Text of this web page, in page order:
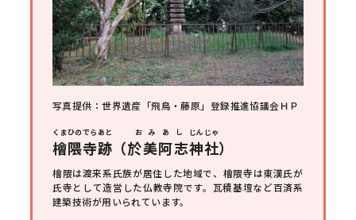
写真提供：世界遺産「飛鳥・藤原」登録推進協議会ＨＰ
檜隈寺跡
くまひのでらあと
（於美阿志
おみあし
神社
じんじゃ
）
檜隈は渡来系氏族が居住した地域で、檜隈寺は東漢氏が
氏寺として造営した仏教寺院です。瓦積基壇など百済系
建築技術が用いられています。